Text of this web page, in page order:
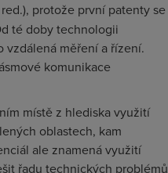
protože první patenty se
té doby technologii
měření a řízení.
komunikace
místě z hlediska využití
oblastech, kam
ale znamená využití
řadu technických problémů